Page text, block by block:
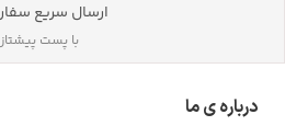
ارسال سریع
با پست پیشتاز
درباره ی ما